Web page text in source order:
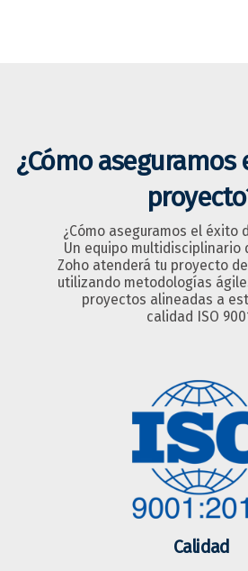
¿Cómo
¿Cómo aseguramos el éxito
Un equipo multidisciplinario
Zoho atenderá tu proyecto
utilizando metodologías
proyectos alineadas a
calidad ISO
Calidad